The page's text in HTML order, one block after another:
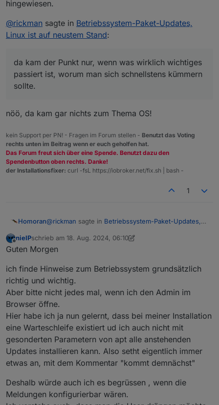
hingewiesen.
@rickman sagte in Betriebssystem-Paket-Updates,
Linux ist auf neustem Stand:
da kam der Punkt nur, wenn was wirklich wichtiges
passiert ist, worum man sich schnellstens kümmern
sollte.
nöö, da kam gar nichts zum Thema OS!
kein Support per PN! - Fragen im Forum stellen - Benutzt das Voting
rechts unten im Beitrag wenn er euch geholfen hat.
Das Forum freut sich über eine Spende. Benutzt dazu den
Spendenbutton oben rechts. Danke!
der Installationsfixer: curl -fsL https://iobroker.net/fix.sh | bash -
1
Homoran@rickman sagte in Betriebssystem-Paket-Updates,
Das gab es so vorher nicht
natürlich nicht.
Es hat sich nur durch die Supportt-Threads hier
gezeigt, das Probleme in ioBroker sehr häufig am
vernachlässigten Unterbau liegen.
hingewiesen.
@rickmansagte in Betriebssystem-Paket-Updates,
Linux ist auf neustem Stand
da kam der Punkt nur, wenn was wirklich
wichtiges passiert ist, worum man sich
schnellstens kümmern sollte.
nöö, da kam gar nichts zum Thema OS!
Offline
nieIPschrieb am 18. Aug. 2024, 06:10
zuletzt editiert von nieIP
Guten Morgen
ich finde Hinweise zum Betriebssystem grundsätzlich
richtig und wichtig.
Aber bitte nicht jedes mal, wenn ich den Admin im
Browser öffne.
Hier habe ich ja nun gelernt, dass bei meiner Installation
eine Warteschleife existiert ud ich auch nicht mit
gesonderten Parametern von apt alle anstehenden
Updates installieren kann. Also setht eigentlich immer
etwas an, mit dem Kommentar "kommt demnächst"
Deshalb würde auch ich es begrüssen , wenn die
Meldungen konfigurierbar wären.